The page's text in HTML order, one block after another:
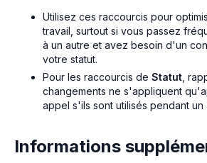
Utilisez ces raccourcis pour
travail, surtout si vous passez
à un autre et avez besoin d'un
votre statut.
Pour les raccourcis de Statut ,
changements ne s'appliquent
appel s'ils sont utilisés pendant un
Informations